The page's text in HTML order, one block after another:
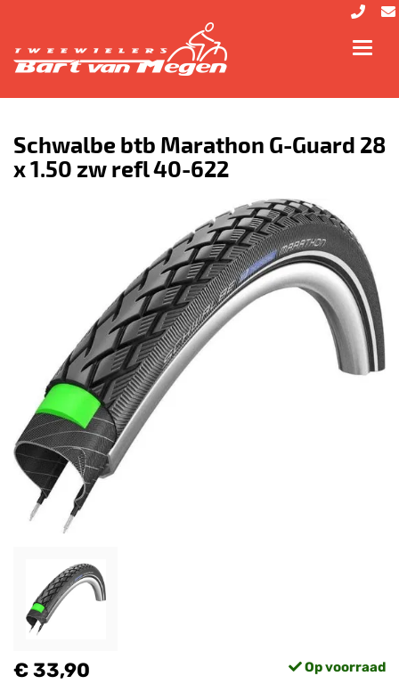
Schwalbe btb Marathon G-Guard 28
x 1.50 zw refl 40-622
€ 33,90 Op voorraad